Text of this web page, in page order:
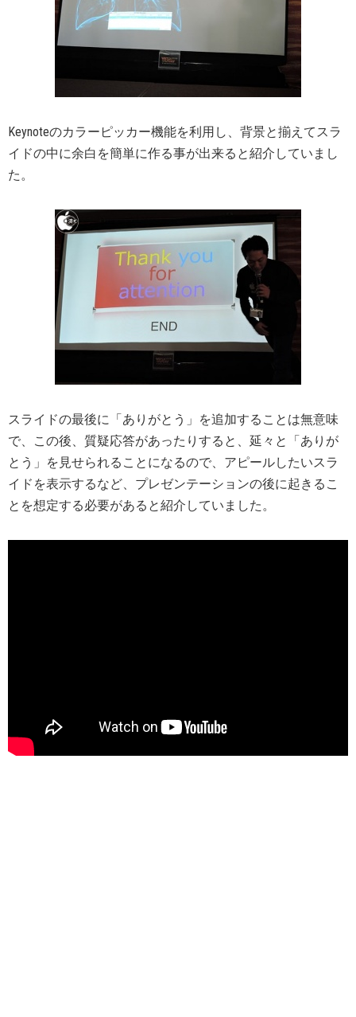
Keynoteのカラーピッカー機能を利用し、背景と揃えてスラ
イドの中に余白を簡単に作る事が出来ると紹介していまし
た。
スライドの最後に「ありがとう」を追加することは無意味
で、この後、質疑応答があったりすると、延々と「ありが
とう」を見せられることになるので、アピールしたいスラ
イドを表示するなど、プレゼンテーションの後に起きるこ
とを想定する必要があると紹介していました。